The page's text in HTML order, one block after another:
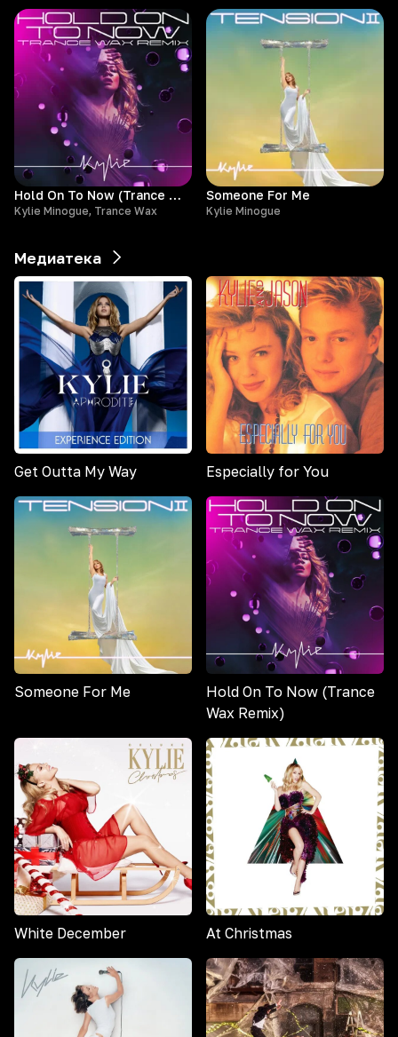
Hold On To Now (Trance Wax Remix)
Kylie Minogue, Trance Wax
Someone For Me
Kylie Minogue
Медиатека
Get Outta My Way Especially for You
Someone For Me
Hold On To Now (Trance
Wax Remix)
White December At Christmas